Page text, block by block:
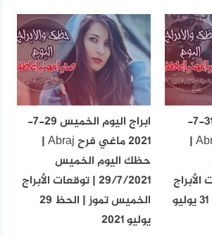
ابراج اليوم السبت 31-7-
2021 ماغي فرح Abraj |
الأبراج
السبت تموز | الحظ 31 يوليو
ابراج اليوم الخميس 29-7-
2021 ماغي فرح Abraj |
حظك اليوم الخميس
29/7/2021 | توقعات الأبراج
الخميس تموز | الحظ 29
يوليو 2021